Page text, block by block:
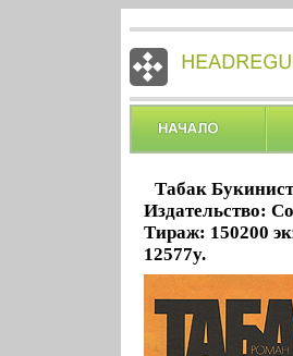
Табак
Издательство:
Тираж: 150200
12577y.